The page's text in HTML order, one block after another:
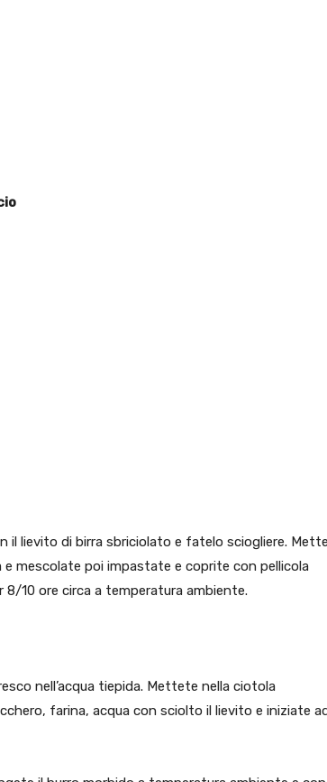
il lievito di birra sbriciolato e fatelo sciogliere.
e mescolate poi impastate e coprite con pellicola
10 ore circa a temperatura ambiente.
nell’acqua tiepida. Mettete nella ciotola
farina, acqua con sciolto il lievito e iniziate